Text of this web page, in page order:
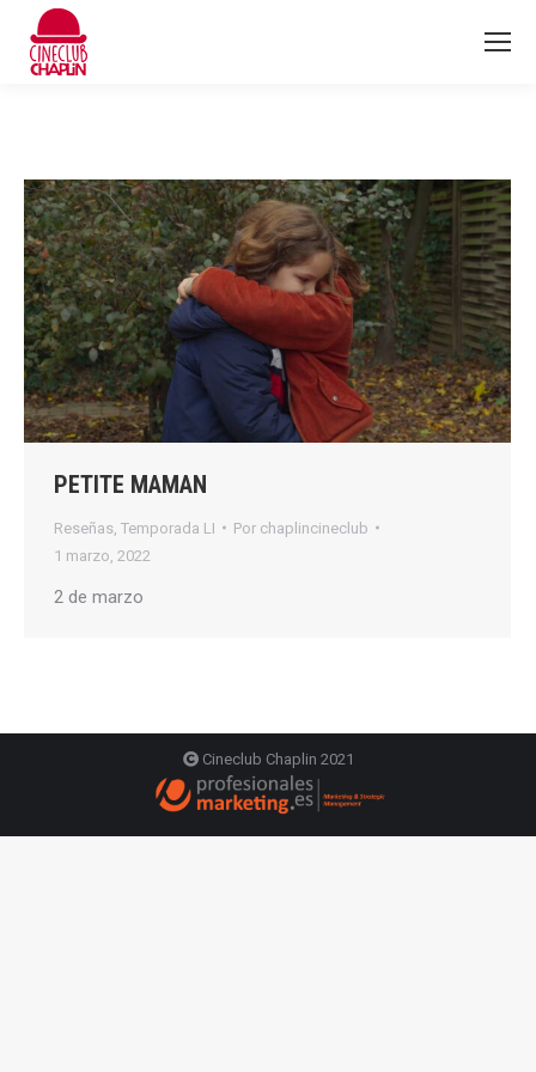
PETITE MAMAN
Reseñas Temporada LI Por chaplincineclub
1 marzo, 2022
2 de marzo
Cineclub Chaplin 2021